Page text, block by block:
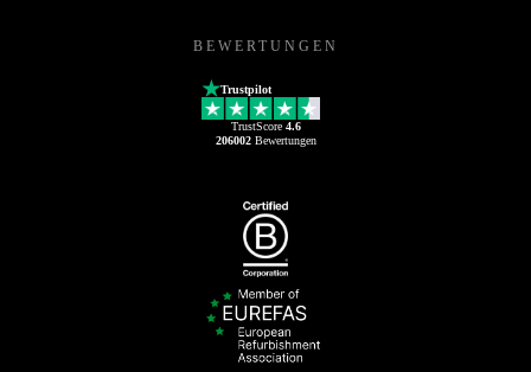
BEWERTUNGEN
Trustpilot
TrustScore 4.6
206002Bewertungen